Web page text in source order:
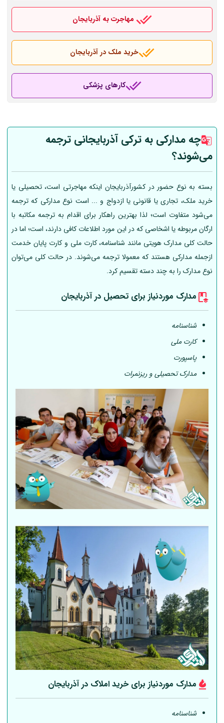
مهاجرت به آذربایجان
خرید ملک در آذربایجان
کارهای پزشکی
چه مدارکی به ترکی آذربایجانی ترجمه
می‌شوند؟
بسته به نوع حضور در کشورآذربایجان اینکه مهاجرتی است، تحصیلی یا
خرید ملک، تجاری یا قانونی یا ازدواج و ... است نوع مدارکی که ترجمه
می‌شود متفاوت است؛ لذا بهترین راهکار برای اقدام به ترجمه مکاتبه با
ارگان مربوطه یا اشخاصی که در این مورد اطلاعات کافی دارند، است؛ اما در
حالت کلی مدارک هویتی مانند شناسنامه، کارت ملی و کارت پایان خدمت
ازجمله مدارکی هستند که معمولا ترجمه می‌شوند. در حالت کلی می‌توان
نوع مدارک را به چند دسته تقسیم کرد.
مدارک موردنیاز برای تحصیل در آذربایجان
شناسنامه
کارت ملی
پاسپورت
مدارک تحصیلی و ریزنمرات
مدارک موردنیاز برای خرید املاک در آذربایجان
شناسنامه